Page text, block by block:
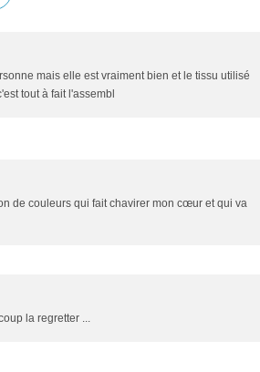
mais elle est vraiment bien et le tissu utilisé
tout à fait l'assembl
de couleurs qui fait chavirer mon cœur et qui va
la regretter ...